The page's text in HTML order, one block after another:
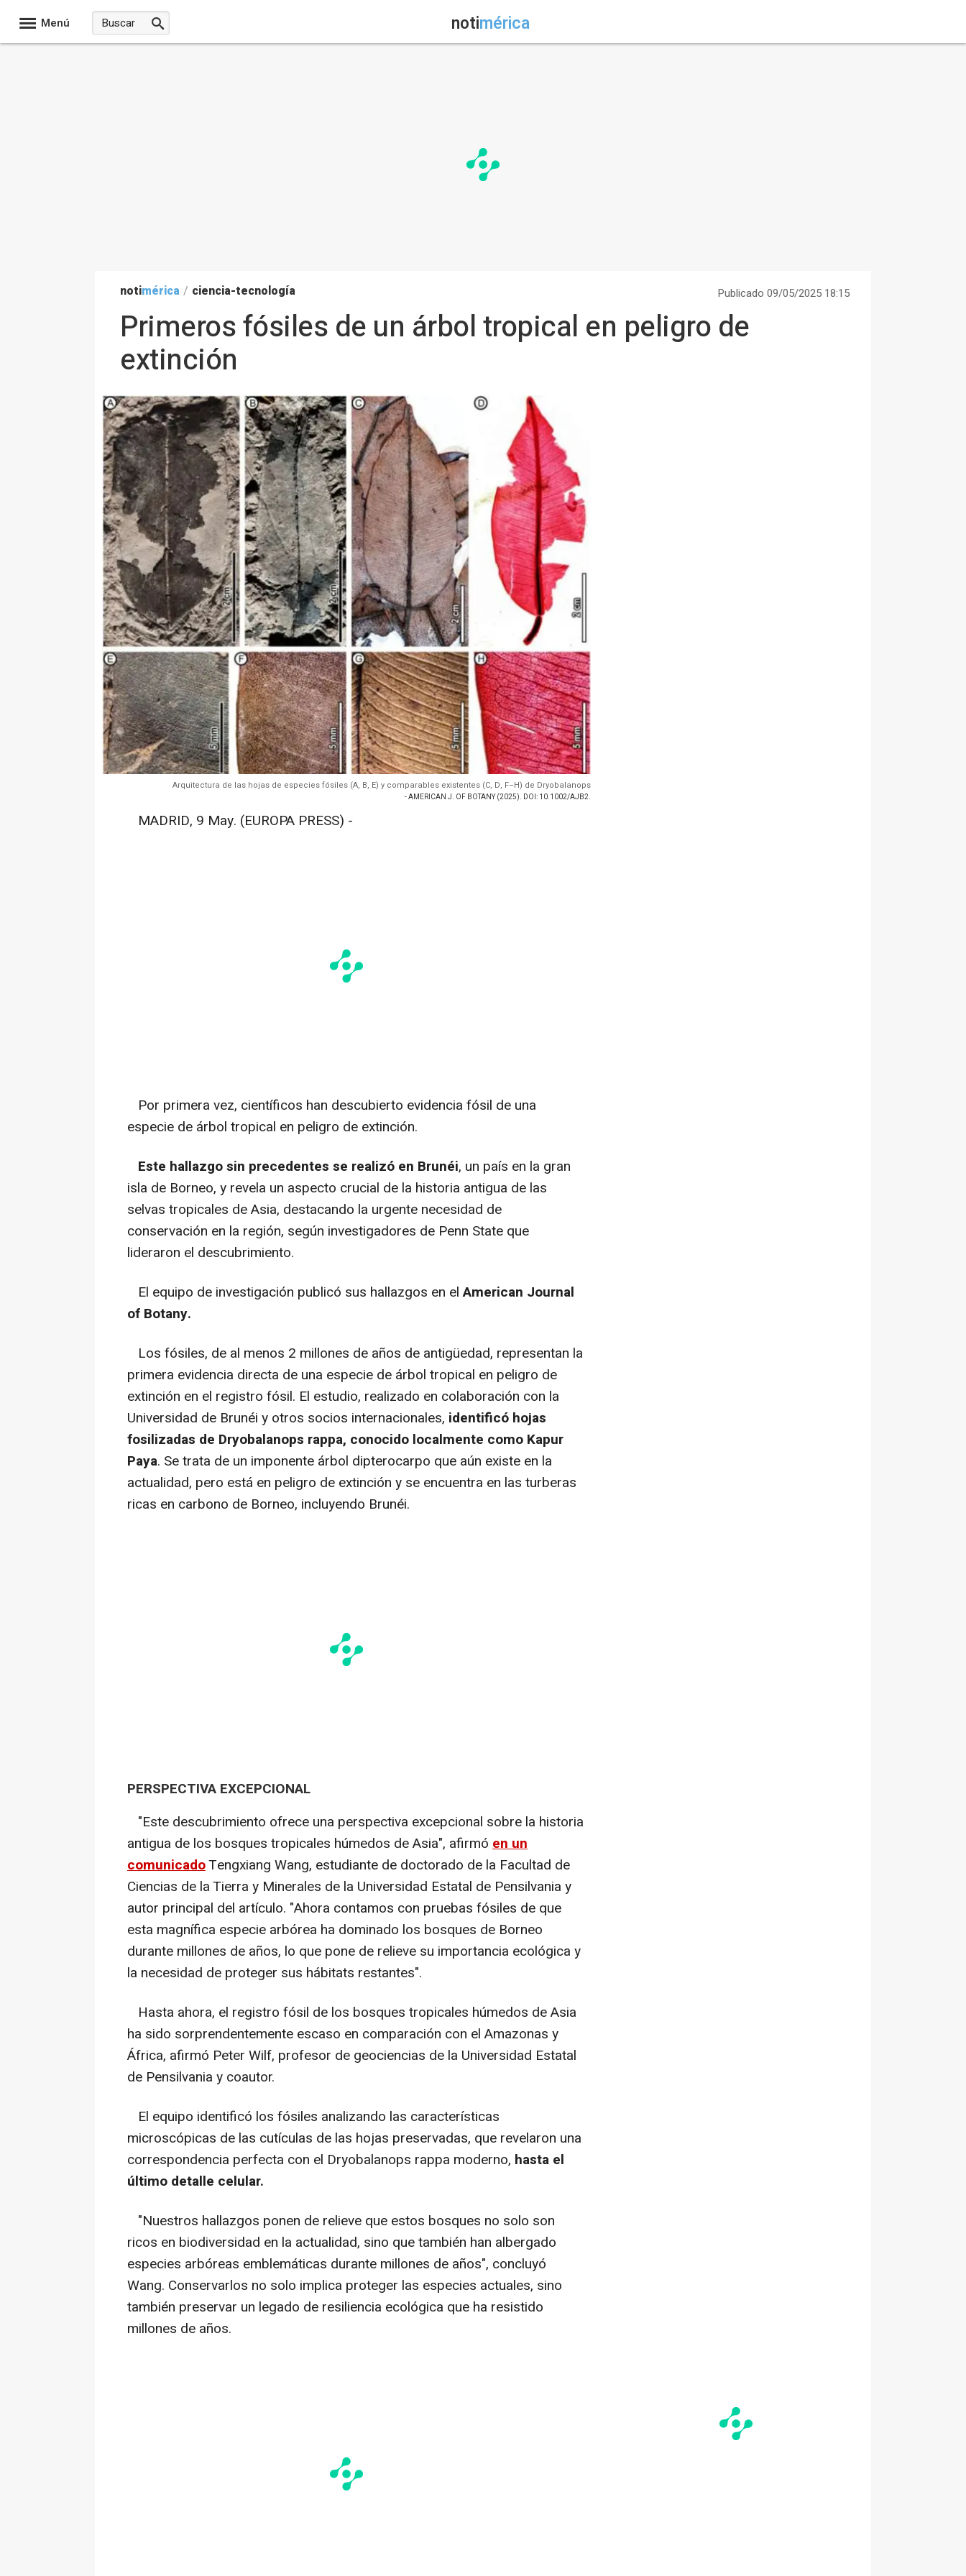
Menú notimérica
notimérica / ciencia-tecnología Publicado 09/05/2025 18:15
Primeros fósiles de un árbol tropical en peligro de
extinción
Arquitectura de las hojas de especies fósiles (A, B, E) y comparables existentes (C, D, F–H) de Dryobalanops
- AMERICAN J. OF BOTANY (2025). DOI: 10.1002/AJB2.
MADRID, 9 May. (EUROPA PRESS) -
Por primera vez, científicos han descubierto evidencia fósil de una
especie de árbol tropical en peligro de extinción.
Este hallazgo sin precedentes se realizó en Brunéi, un país en la gran
isla de Borneo, y revela un aspecto crucial de la historia antigua de las
selvas tropicales de Asia, destacando la urgente necesidad de
conservación en la región, según investigadores de Penn State que
lideraron el descubrimiento.
El equipo de investigación publicó sus hallazgos en elAmerican Journal
of Botany.
Los fósiles, de al menos 2 millones de años de antigüedad, representan la
primera evidencia directa de una especie de árbol tropical en peligro de
extinción en el registro fósil. El estudio, realizado en colaboración con la
Universidad de Brunéi y otros socios internacionales, identificó hojas
fosilizadas de Dryobalanops rappa, conocido localmente como Kapur
Paya. Se trata de un imponente árbol dipterocarpo que aún existe en la
actualidad, pero está en peligro de extinción y se encuentra en las turberas
ricas en carbono de Borneo, incluyendo Brunéi.
PERSPECTIVA EXCEPCIONAL
"Este descubrimiento ofrece una perspectiva excepcional sobre la historia
antigua de los bosques tropicales húmedos de Asia", afirmó en un
comunicadoTengxiang Wang, estudiante de doctorado de la Facultad de
Ciencias de la Tierra y Minerales de la Universidad Estatal de Pensilvania y
autor principal del artículo. "Ahora contamos con pruebas fósiles de que
esta magnífica especie arbórea ha dominado los bosques de Borneo
durante millones de años, lo que pone de relieve su importancia ecológica y
la necesidad de proteger sus hábitats restantes".
Hasta ahora, el registro fósil de los bosques tropicales húmedos de Asia
ha sido sorprendentemente escaso en comparación con el Amazonas y
África, afirmó Peter Wilf, profesor de geociencias de la Universidad Estatal
de Pensilvania y coautor.
El equipo identificó los fósiles analizando las características
microscópicas de las cutículas de las hojas preservadas, que revelaron una
correspondencia perfecta con el Dryobalanops rappa moderno, hasta el
último detalle celular.
"Nuestros hallazgos ponen de relieve que estos bosques no solo son
ricos en biodiversidad en la actualidad, sino que también han albergado
especies arbóreas emblemáticas durante millones de años", concluyó
Wang. Conservarlos no solo implica proteger las especies actuales, sino
también preservar un legado de resiliencia ecológica que ha resistido
millones de años.